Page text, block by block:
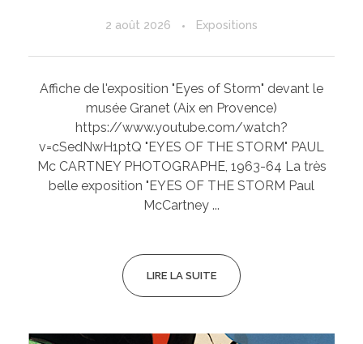
2 août 2026 Expositions
Affiche de l'exposition "Eyes of Storm" devant le
musée Granet (Aix en Provence)
https://www.youtube.com/watch?
v=cSedNwH1ptQ "EYES OF THE STORM" PAUL
Mc CARTNEY PHOTOGRAPHE, 1963-64 La très
belle exposition "EYES OF THE STORM Paul
McCartney ...
LIRE LA SUITE